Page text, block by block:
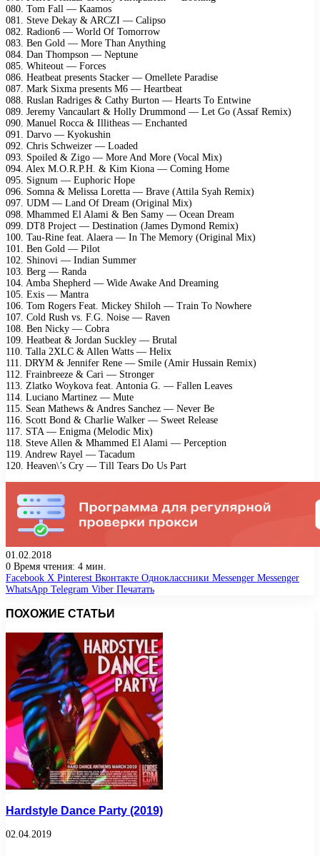
080. Tom Fall — Kaamos
081. Steve Dekay & ARCZI — Calipso
082. Radion6 — World Of Tomorrow
083. Ben Gold — More Than Anything
084. Dan Thompson — Neptune
085. Whiteout — Forces
086. Heatbeat presents Stacker — Omellete Paradise
087. Mark Sixma presents M6 — Heartbeat
088. Ruslan Radriges & Cathy Burton — Hearts To Entwine
089. Jeremy Vancaulart & Holly Drummond — Let Go (Assaf Remix)
090. Manuel Rocca & Illitheas — Enchanted
091. Darvo — Kyokushin
092. Chris Schweizer — Loaded
093. Spoiled & Zigo — More And More (Vocal Mix)
094. Alex M.O.R.P.H. & Kim Kiona — Coming Home
095. Signum — Euphoric Hope
096. Somna & Melissa Loretta — Brave (Attila Syah Remix)
097. UDM — Land Of Dream (Original Mix)
098. Mhammed El Alami & Ben Samy — Ocean Dream
099. DT8 Project — Destination (James Dymond Remix)
100. Tau-Rine feat. Alaera — In The Memory (Original Mix)
101. Ben Gold — Pilot
102. Shinovi — Indian Summer
103. Berg — Randa
104. Amba Shepherd — Wide Awake And Dreaming
105. Exis — Mantra
106. Tom Rogers Feat. Mickey Shiloh — Train To Nowhere
107. Cold Rush vs. F.G. Noise — Raven
108. Ben Nicky — Cobra
109. Heatbeat & Jordan Suckley — Brutal
110. Talla 2XLC & Allen Watts — Helix
111. DRYM & Jennifer Rene — Smile (Amir Hussain Remix)
112. Frainbreeze & Cari — Stronger
113. Zlatko Woykova feat. Antonia G. — Fallen Leaves
114. Luciano Martinez — Mute
115. Sean Mathews & Andres Sanchez — Never Be
116. Scott Bond & Charlie Walker — Sweet Release
117. STA — Enigma (Melodic Mix)
118. Steve Allen & Mhammed El Alami — Perception
119. Andrew Rayel — Tacadum
120. Heaven\’s Cry — Till Tears Do Us Part
01.02.2018
0 Время чтения: 4 мин.
Facebook X Pinterest Вконтакте Одноклассники Messenger Messenger
WhatsApp Telegram Viber Печатать
ПОХОЖИЕ СТАТЬИ
Hardstyle Dance Party (2019)
02.04.2019